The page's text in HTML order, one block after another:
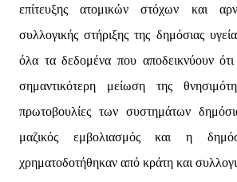
επίτευξης ατομικών στόχων και
συλλογικής στήριξης της δημόσιας
όλα τα δεδομένα που αποδεικνύουν
σημαντικότερη μείωση της
πρωτοβουλίες των συστημάτων
μαζικός εμβολιασμός και η
χρηματοδοτήθηκαν από κράτη και